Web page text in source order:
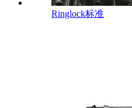
Ringlock标准